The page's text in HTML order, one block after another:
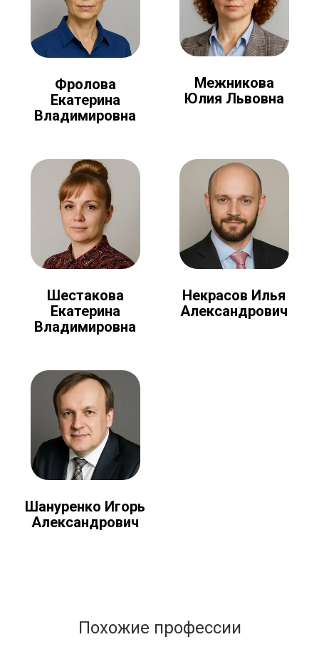
Фролова
Екатерина
Владимировна
Межникова
Юлия Львовна
Шестакова
Екатерина
Владимировна
Некрасов Илья
Александрович
Шануренко Игорь
Александрович
Похожие профессии